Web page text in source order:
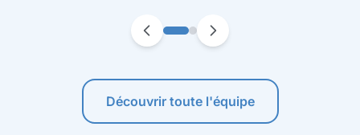
Découvrir toute l'équipe